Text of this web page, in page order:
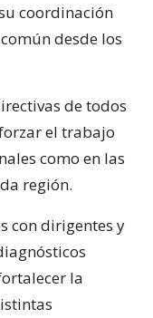
coordinación
desde los
de todos
el trabajo
como en las
región.
con dirigentes y
la